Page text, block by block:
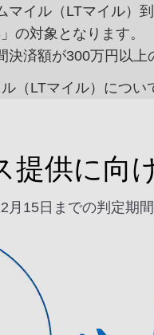
マイル（LTマイル）
の対象となります。
決済額が300万円以上
（LTマイル）につい
提供に向
月15日までの判定期